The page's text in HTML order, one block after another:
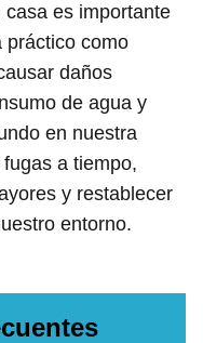
es importante
práctico como
daños
de agua y
en nuestra
a tiempo,
y restablecer
entorno.